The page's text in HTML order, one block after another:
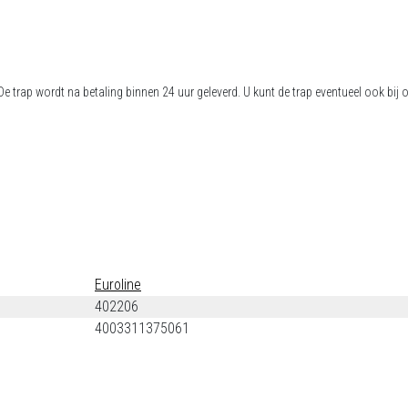
trap wordt na betaling binnen 24 uur geleverd. U kunt de trap eventueel ook
Euroline
402206
4003311375061